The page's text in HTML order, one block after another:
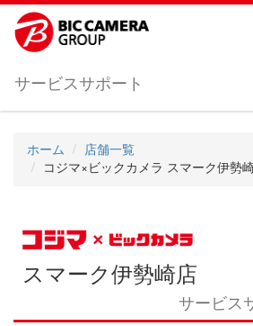
サービスサポート
ホーム
店舗一覧
コジマ×ビックカメラ スマーク伊勢崎店 サー
スマーク伊勢崎店
サービス